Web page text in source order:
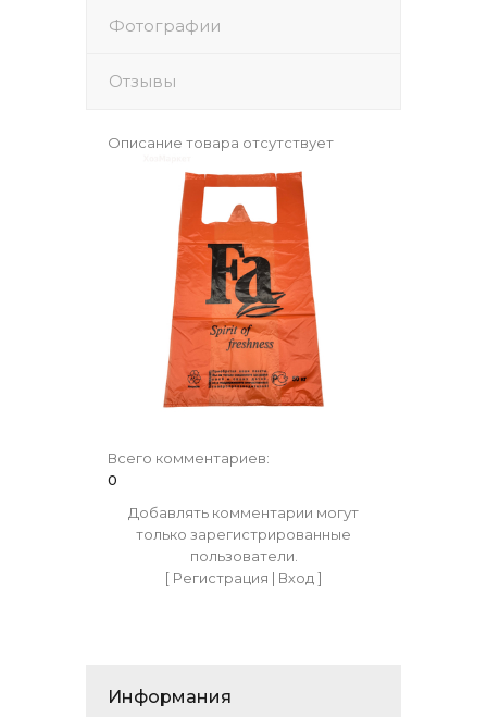
Фотографии
Отзывы
Описание товара отсутствует
Всего комментариев:
0
Добавлять комментарии могут
только зарегистрированные
пользователи.
[ Регистрация | Вход]
Информания